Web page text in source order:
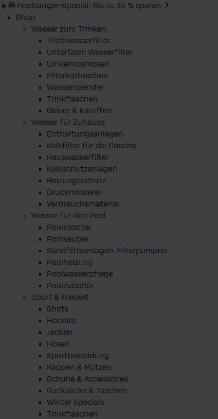
☀️🎁 Poolsauger-Special: Bis zu 35 % sparen
Shop
Wasser zum Trinken
Tischwasserfilter
Untertisch Wasserfilter
Umkehrosmosen
Filterkartuschen
Wasserspender
Trinkflaschen
Gläser & Karaffen
Wasser für Zuhause
Enthärtungsanlagen
Kalkfilter für die Dusche
Hauswasserfilter
Kalkschutzanlagen
Heizungsschutz
Druckminderer
Verbrauchsmaterial
Wasser für den Pool
Poolroboter
Poolsauger
Sandfilteranlagen, Filterpumpen
Poolheizung
Poolwasserpflege
Poolzubehör
Sport & Freizeit
Shirts
Hoodies
Jacken
Hosen
Sportbekleidung
Kappen & Mützen
Schuhe & Accessoires
Rucksäcke & Taschen
Winter Specials
Trinkflaschen